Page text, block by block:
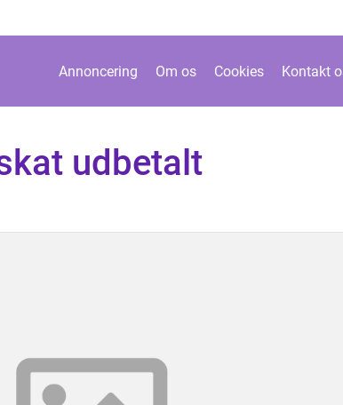
Annoncering Om os Cookies Kontakt
udbetalt